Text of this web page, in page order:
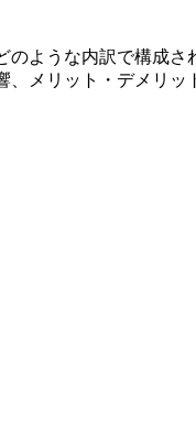
ような内訳で構成
メリット・デメリッ